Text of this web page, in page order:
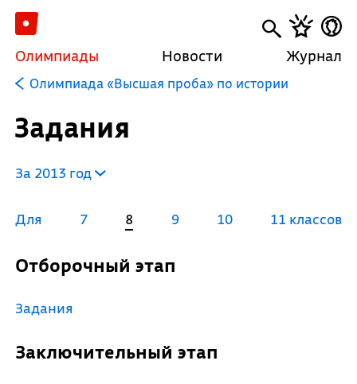
Олимпиады Новости Журнал
Олимпиада «Высшая проба» по истории
Задания
За 2013 год
Для 7 8 9 10 11 классов
Отборочный этап
Задания
Заключительный этап